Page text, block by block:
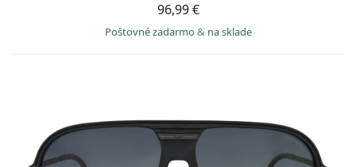
96,99 €
Poštovné zadarmo& na sklade